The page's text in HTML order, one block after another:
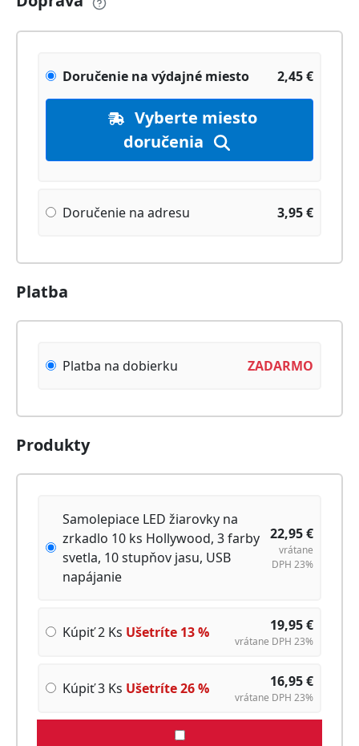
Doručenie na výdajné miesto 2,45€
doručenia
Doručenie na adresu 3,95€
Platba
Platba na dobierku ZADARMO
Produkty
Samolepiace LED žiarovky na
zrkadlo 10 ks Hollywood, 3 farby
svetla, 10 stupňov jasu, USB
napájanie
22,95€
vrátane
DPH 23%
Kúpiť 2 Ks Ušetríte 13% 19,95€
vrátane DPH 23%
Kúpiť 3 Ks Ušetríte26% 16,95€
vrátane DPH 23%